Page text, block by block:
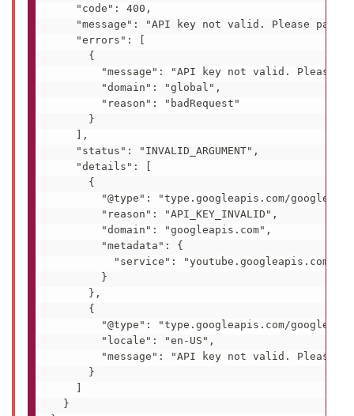
    "code": 400,
"message": "API key not valid. Please pass
    "errors": [
      {
"message": "API key not valid. Please
        "domain": "global",
        "reason": "badRequest"
      }
    ],
    "status": "INVALID_ARGUMENT",
    "details": [
      {
"@type": "type.googleapis.com/
        "reason": "API_KEY_INVALID",
        "domain": "googleapis.com",
        "metadata": {
          "service": "youtube.googleapis.com"
        }
      },
      {
"@type": "type.googleapis.com/
        "locale": "en-US",
"message": "API key not valid. Please
      }
  }